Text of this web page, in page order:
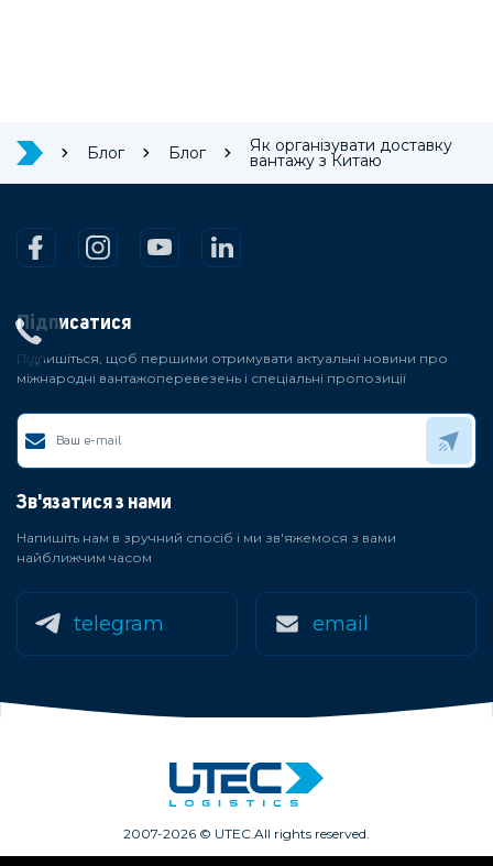
Блог Блог Як організувати доставку
вантажу з Китаю
Підписатися
Підпишіться, щоб першими отримувати актуальні новини про
міжнародні вантажоперевезень і спеціальні пропозиції
Зв'язатися з нами
Напишіть нам в зручний спосіб і ми зв'яжемося з вами
найближчим часом
telegram email
2007-2026 © UTEC. All rights reserved.